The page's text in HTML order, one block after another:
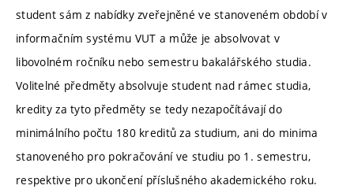
student sám z nabídky zveřejněné ve stanoveném období v
informačním systému VUT a může je absolvovat v
libovolném ročníku nebo semestru bakalářského studia.
Volitelné předměty absolvuje student nad rámec studia,
kredity za tyto předměty se tedy nezapočítávají do
minimálního počtu 180 kreditů za studium, ani do minima
stanoveného pro pokračování ve studiu po 1. semestru,
respektive pro ukončení příslušného akademického roku.